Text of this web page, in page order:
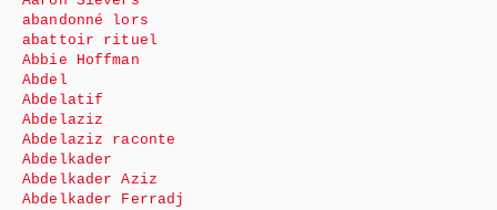
abandonné lors
abattoir rituel
Abbie Hoffman
Abdel
Abdelatif
Abdelaziz
Abdelaziz raconte
Abdelkader
Abdelkader Aziz
Abdelkader Ferradj